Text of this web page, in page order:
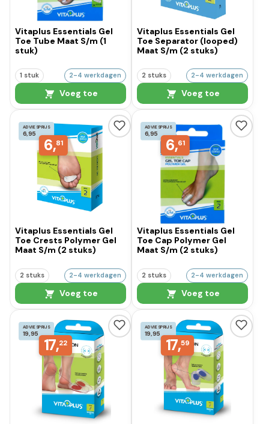
Vitaplus Essentials Gel
Toe Tube Maat S/m (1
stuk)
1 stuk 2-4 werkdagen
Voeg toe
Vitaplus Essentials Gel
Toe Separator (looped)
Maat S/m (2 stuks)
2 stuks 2-4 werkdagen
Voeg toe
ADVIESPRIJS
6,95
6,81
Vitaplus Essentials Gel
Toe Crests Polymer Gel
Maat S/m (2 stuks)
2 stuks 2-4 werkdagen
Voeg toe
ADVIESPRIJS
6,95
6,61
Vitaplus Essentials Gel
Toe Cap Polymer Gel
Maat S/m (2 stuks)
2 stuks 2-4 werkdagen
Voeg toe
ADVIESPRIJS
19,95
17,22
ADVIESPRIJS
19,95
17,59